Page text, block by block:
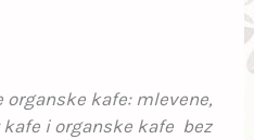
kafe: mlevene,
i organske kafe bez